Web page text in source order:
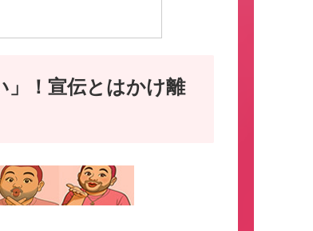
」！宣伝とはかけ離